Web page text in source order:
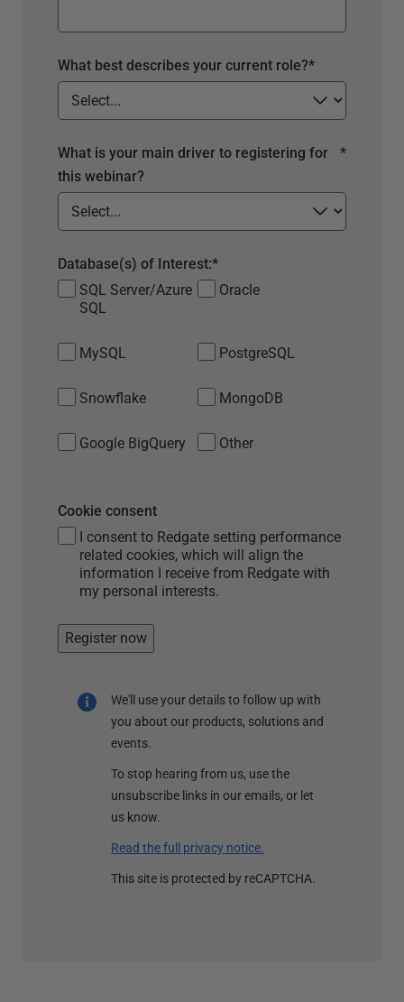
*
What best describes your current role?
*
What is your main driver to registering for
this webinar?
SQL Server/Azure
SQL
Oracle
MySQL PostgreSQL
Snowflake MongoDB
Google BigQuery Other
*
Database(s) of Interest:
I consent to Redgate setting performance
related cookies, which will align the
information I receive from Redgate with
my personal interests.
Cookie consent
Register now
We'll use your details to follow up with
you about our products, solutions and
events.
To stop hearing from us, use the
unsubscribe links in our emails, or let
us know.
Read the full privacy notice.
This site is protected by reCAPTCHA.